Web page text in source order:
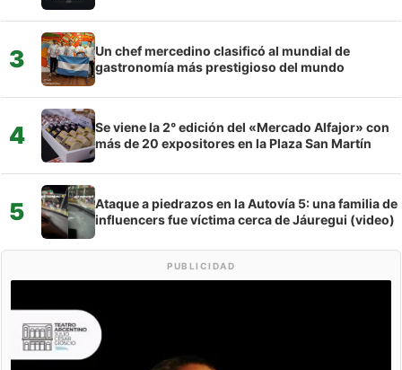
3
Un chef mercedino clasificó al mundial de
gastronomía más prestigioso del mundo
4
Se viene la 2° edición del «Mercado Alfajor» con
más de 20 expositores en la Plaza San Martín
5
Ataque a piedrazos en la Autovía 5: una familia de
influencers fue víctima cerca de Jáuregui (video)
PUBLICIDAD